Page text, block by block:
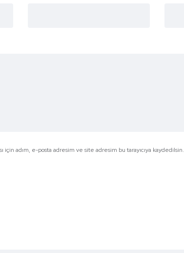
için adım, e-posta adresim ve site adresim bu tarayıcıya kaydedilsin.